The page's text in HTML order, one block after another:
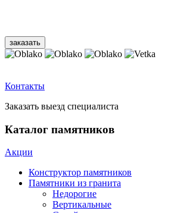
Контакты
Заказать выезд специалиста
Каталог памятников
Акции
Конструктор памятников
Памятники из гранита
Недорогие
Вертикальные